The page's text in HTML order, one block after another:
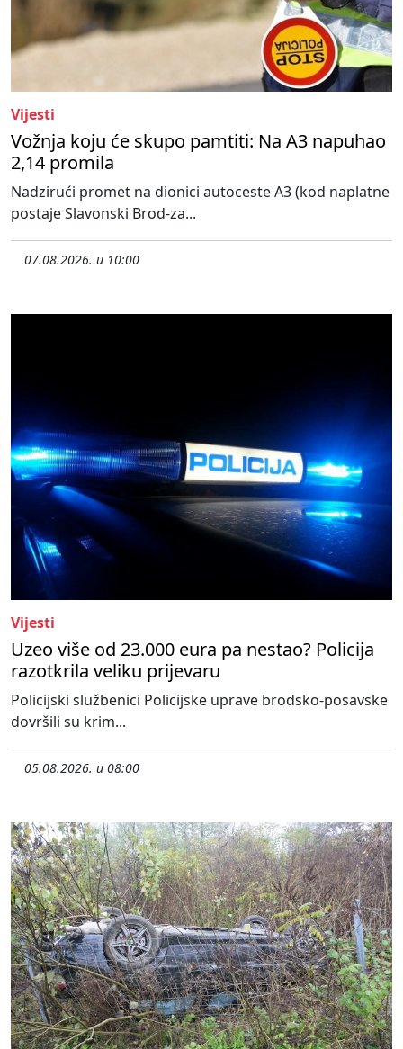
Vijesti
Vožnja koju će skupo pamtiti: Na A3 napuhao
2,14 promila
Nadzirući promet na dionici autoceste A3 (kod naplatne
postaje Slavonski Brod-za...
07.08.2026. u 10:00
Vijesti
Uzeo više od 23.000 eura pa nestao? Policija
razotkrila veliku prijevaru
Policijski službenici Policijske uprave brodsko-posavske
dovršili su krim...
05.08.2026. u 08:00